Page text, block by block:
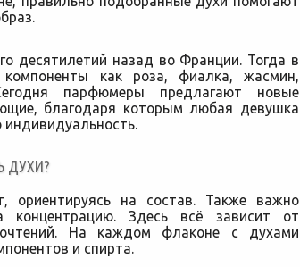
десятилетий назад во Франции. Тогда в
как роза, фиалка, жасмин,
парфюмеры предлагают новые
благодаря которым любая девушка
ДУХИ?
ориентируясь на состав. Также важно
концентрацию. Здесь всё зависит от
На каждом флаконе с духами
и спирта.